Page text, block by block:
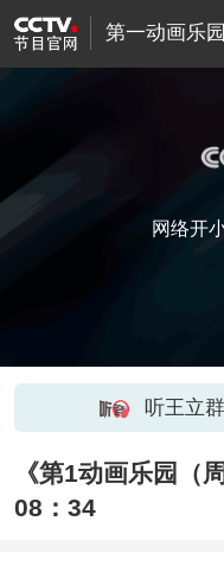
第一动画乐园
网络开
听王立
《第1动画乐园（
08：34